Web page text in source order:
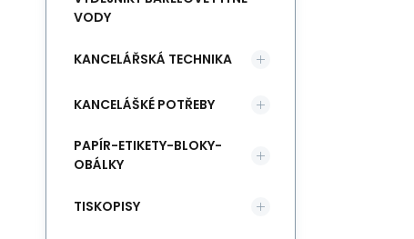
VODY
KANCELÁŘSKÁ TECHNIKA
KANCELÁŠKÉ POTŘEBY
PAPÍR-ETIKETY-BLOKY-
OBÁLKY
TISKOPISY